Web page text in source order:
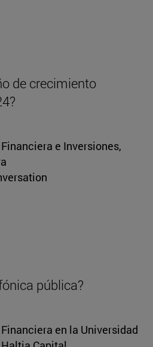
de crecimiento
e Inversiones,
pública?
en la Universidad